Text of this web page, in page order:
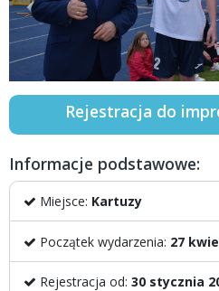
Rejestracja do
Informacje podstawowe:
Miejsce: Kartuzy
Początek wydarzenia: 27
Rejestracja od: 30 stycznia